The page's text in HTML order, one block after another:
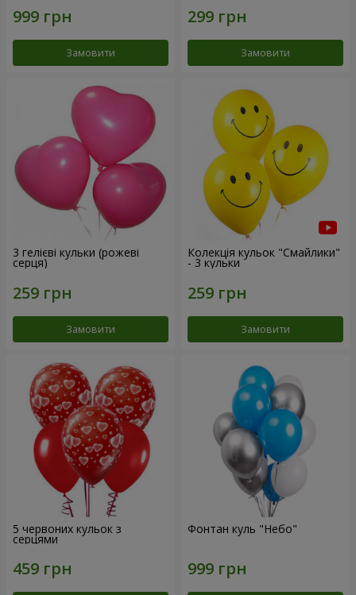
Замовити Замовити
3 гелієві кульки (рожеві
серця)
Замовити
Колекція кульок "Смайлики"
- 3 кульки
Замовити
5 червоних кульок з
серцями
Фонтан куль "Небо"